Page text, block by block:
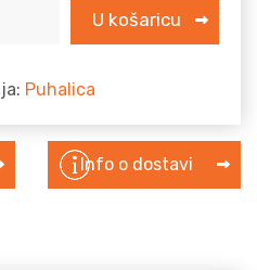
za zračni plesač – Sky
U košaricu
Puhalica
Info o dostavi